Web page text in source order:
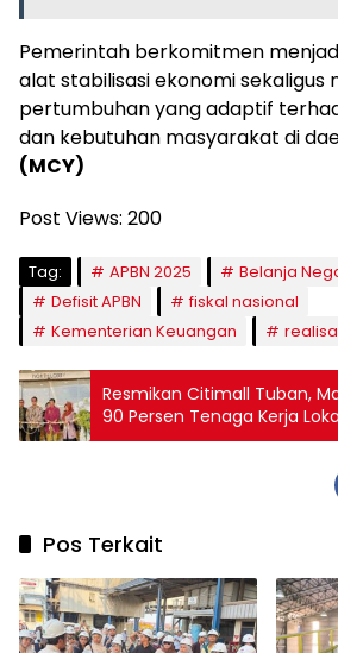
Pemerintah berkomitmen
alat stabilisasi ekonomi
pertumbuhan yang adaptif
dan kebutuhan masyarakat di
(MCY)
Post Views: 200
Tag: APBN 2025
Belanja
Defisit APBN
fiskal nasional
Kementerian Keuangan
Resmikan Citimall Tuban,
90 Persen Tenaga Kerja
Berdayakan UMKM
Pos Terkait